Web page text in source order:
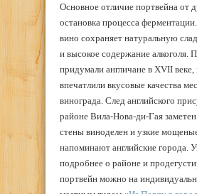
Основное отличие портвейна от
остановка процесса
вино сохраняет натуральную
и высокое содержание алкоголя.
придумали англичане в XVII веке,
впечатлили вкусовые качества
винограда. След английского
районе Вила-Нова-ди-Гая
стены виноделен и узкие
напоминают английские города.
подробнее о районе и
портвейн можно на